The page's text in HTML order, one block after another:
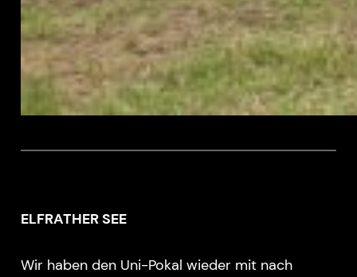
ELFRATHER SEE
Wir haben den Uni-Pokal wieder mit nach